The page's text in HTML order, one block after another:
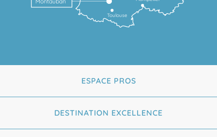
Toulouse
ESPACE PROS
DESTINATION EXCELLENCE